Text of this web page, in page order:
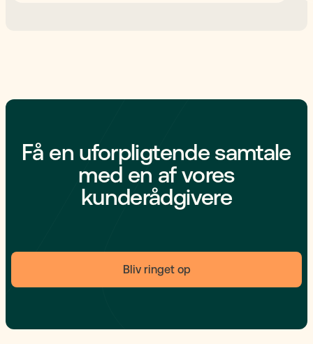
Få en uforpligtende samtale
med en af vores
kunderådgivere
Bliv ringet op